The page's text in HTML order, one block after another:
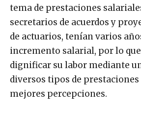
tema de prestaciones
secretarios de acuerdos y
de actuarios, tenían varios
incremento salarial, por lo
dignificar su labor mediante
diversos tipos de
mejores percepciones.